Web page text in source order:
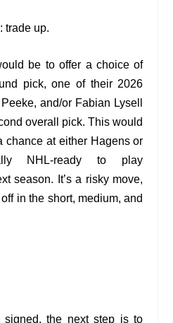
trade up.
be to offer a choice of
pick, one of their 2026
and/or Fabian Lysell
overall pick. This would
chance at either Hagens or
NHL-ready to play
season. It’s a risky move,
in the short, medium, and
signed, the next step is to